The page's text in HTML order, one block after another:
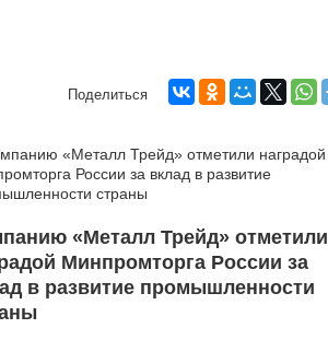
Поделиться
«Металл Трейд» отметили
Минпромторга России за
в развитие промышленности